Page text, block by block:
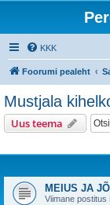
KKK
Foorumi pealeht
Mustjala
Uus teema
MEIUS JA
Viimane postitus